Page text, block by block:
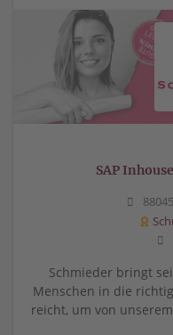
SAP
Schmieder bringt
Menschen in die
reicht, um von